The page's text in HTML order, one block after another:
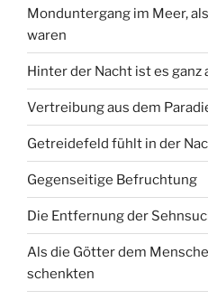
Monduntergang im Meer,
waren
Hinter der Nacht ist es ganz
Vertreibung aus dem
Getreidefeld fühlt in der
Gegenseitige Befruchtung
Die Entfernung der
Als die Götter dem
schenkten